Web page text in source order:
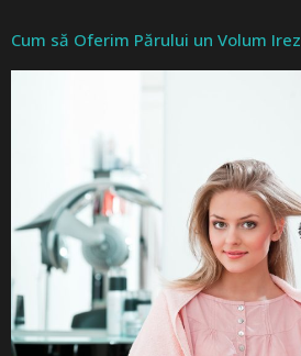
Cum să Oferim Părului un Volum